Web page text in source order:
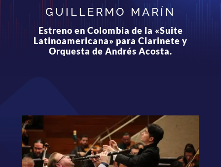
GUILLERMO MARÍN
Estreno en Colombia de la «Suite
Latinoamericana» para Clarinete y
Orquesta de Andrés Acosta.